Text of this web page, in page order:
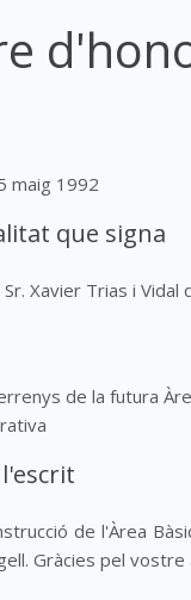
maig 1992
que signa
Xavier Trias i Vidal
de la futura
de l'Àrea
Gràcies pel vostre